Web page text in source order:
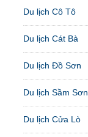
Du lịch Cô Tô
Du lịch Cát Bà
Du lịch Đồ Sơn
Du lịch Sầm Sơn
Du lịch Cửa Lò